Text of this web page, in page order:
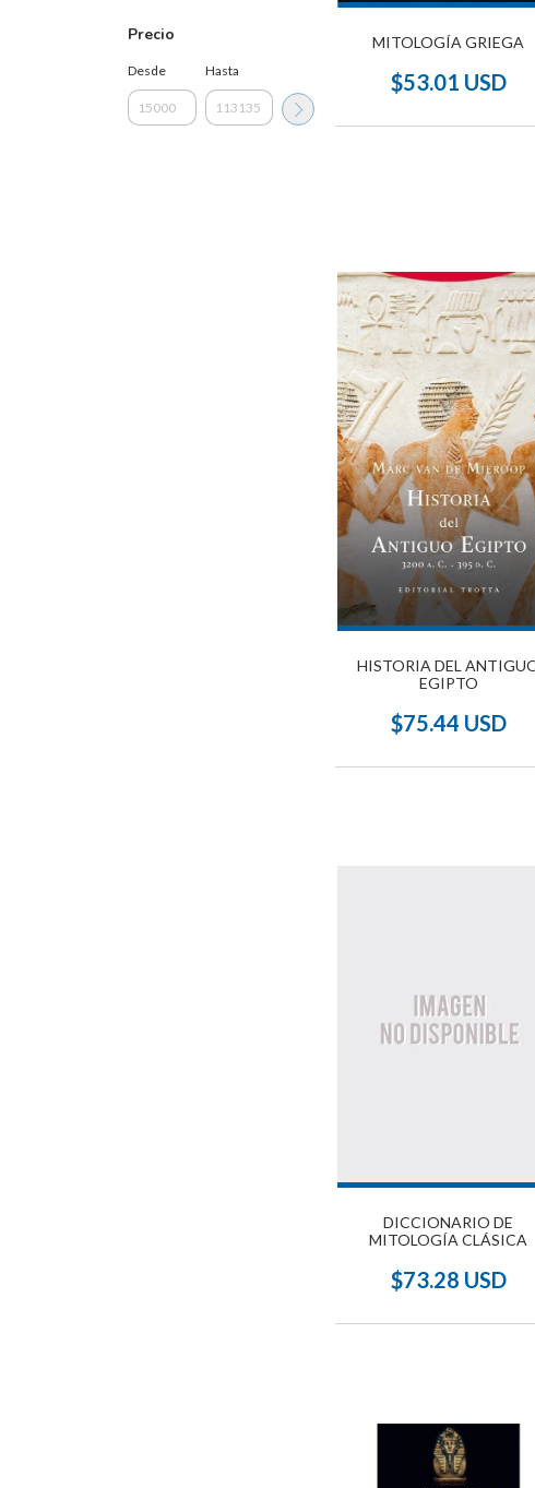
Precio
Desde Hasta
MITOLOGÍA GRIEGA
$53.01 USD
HISTORIA DEL
EGIPTO
$75.44 USD
DICCIONARIO DE
MITOLOGÍA CLÁSICA
$73.28 USD